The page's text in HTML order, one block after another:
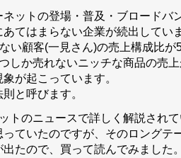
ットの登場・普及・ブロードバ
てはまらない企業が続出してい
い顧客(一見さん)の売上構成比が
しか売れないニッチな商品の売
が起こっています。
と呼びます。
トのニュースで詳しく解説され
ていたのですが、そのロングテ
たので、買って読んでみました